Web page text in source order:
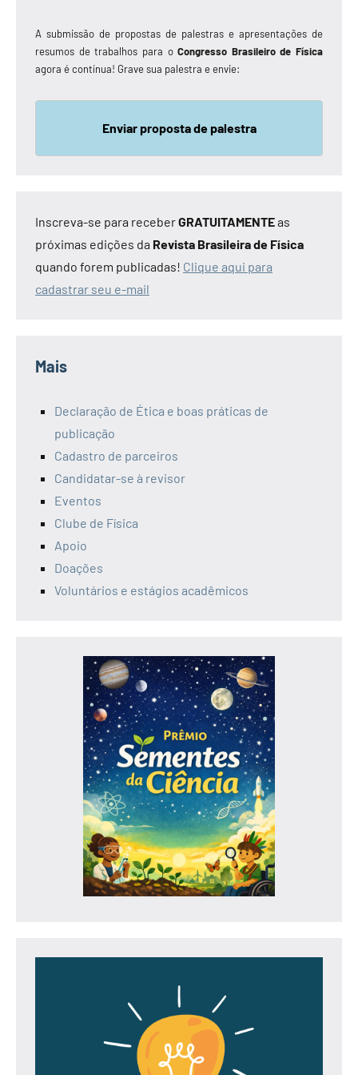
A submissão de propostas de palestras e apresentações de
resumos de trabalhos para oCongresso Brasileiro de Física
agora é contínua! Grave sua palestra e envie:
Enviar proposta de palestra
Inscreva-se para receberGRATUITAMENTEas
próximas edições da Revista Brasileira de Física
quando forem publicadas! Clique aqui para
cadastrar seu e-mail
Mais
Declaração de Ética e boas práticas de
publicação
Cadastro de parceiros
Candidatar-se à revisor
Eventos
Clube de Física
Apoio
Doações
Voluntários e estágios acadêmicos